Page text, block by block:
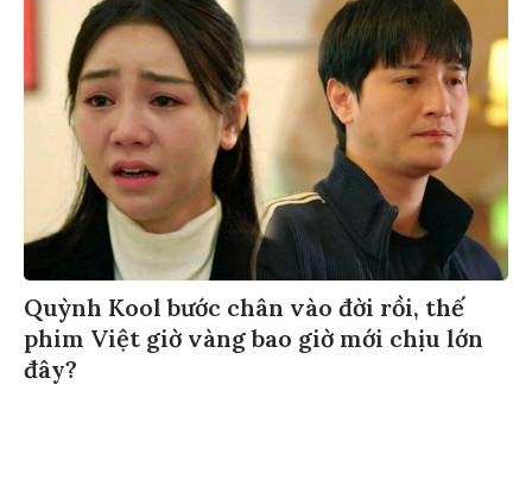
Quỳnh Kool bước chân vào đời rồi, thế
phim Việt giờ vàng bao giờ mới chịu lớn
đây?